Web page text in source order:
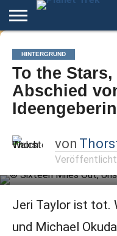
Home
Der
Podcast
Über
Star
Trek
Artikel
Andere
Welten
Autoren
Night
Mode
HINTERGRUND
To the
Abschied
Ideengeberin
von
Veröffentlicht
Jeri Taylor ist tot.
und Michael